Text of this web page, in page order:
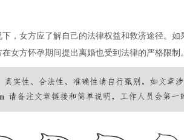
，女方应了解自己的法律权益和救济途径。
女方怀孕期间提出离婚也受到法律的严格限制。